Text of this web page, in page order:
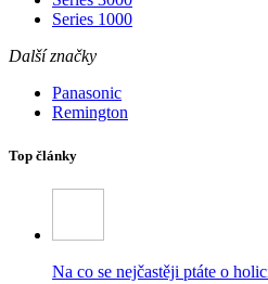
Series 1000
Další značky
Panasonic
Remington
Top články
Na co se nejčastěji ptáte o